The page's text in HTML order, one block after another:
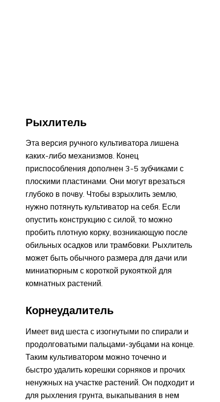
Рыхлитель
Эта версия ручного культиватора лишена
каких-либо механизмов. Конец
приспособления дополнен 3-5 зубчиками с
плоскими пластинами. Они могут врезаться
глубоко в почву. Чтобы взрыхлить землю,
нужно потянуть культиватор на себя. Если
опустить конструкцию с силой, то можно
пробить плотную корку, возникающую после
обильных осадков или трамбовки. Рыхлитель
может быть обычного размера для дачи или
миниатюрным с короткой рукояткой для
комнатных растений.
Корнеудалитель
Имеет вид шеста с изогнутыми по спирали и
продолговатыми пальцами-зубцами на конце.
Таким культиватором можно точечно и
быстро удалить корешки сорняков и прочих
ненужных на участке растений. Он подходит и
для рыхления грунта, выкапывания в нем